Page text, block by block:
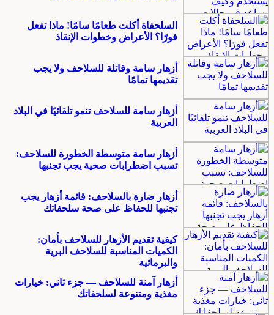
السلحفاة أكلت طعامًا سامًا! ماذا تفعل
فورًا؟ الأعراض وخطوات الإنقاذ
أزهار سامة وقاتلة للسلاحف ولا يجب
تقديمها تمامًا
أزهار سامة للسلاحف تنمو تلقائيًا في البلاد
العربية
أزهار سامة متوسطة الخطورة للسلاحف:
تسبب اضطرابات صحية يجب تجنبها
أزهار ضارة بالسلاحف: قائمة أزهار يجب
تجنبها للحفاظ على صحة سلحفاتك
كيفية تقديم الأزهار للسلاحف بأمان:
الكميات المناسبة للسلاحف البرية
والبرمائية
أزهار آمنة للسلاحف — جزء ثاني: خيارات
مغذية ومتنوعة لسلحفاتك